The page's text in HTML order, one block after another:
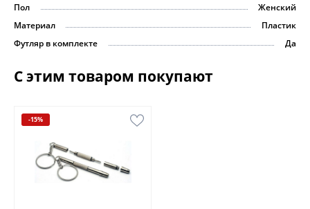
Пол
Женский
Материал
Пластик
Футляр в комплекте
Да
С этим товаром покупают
-15%